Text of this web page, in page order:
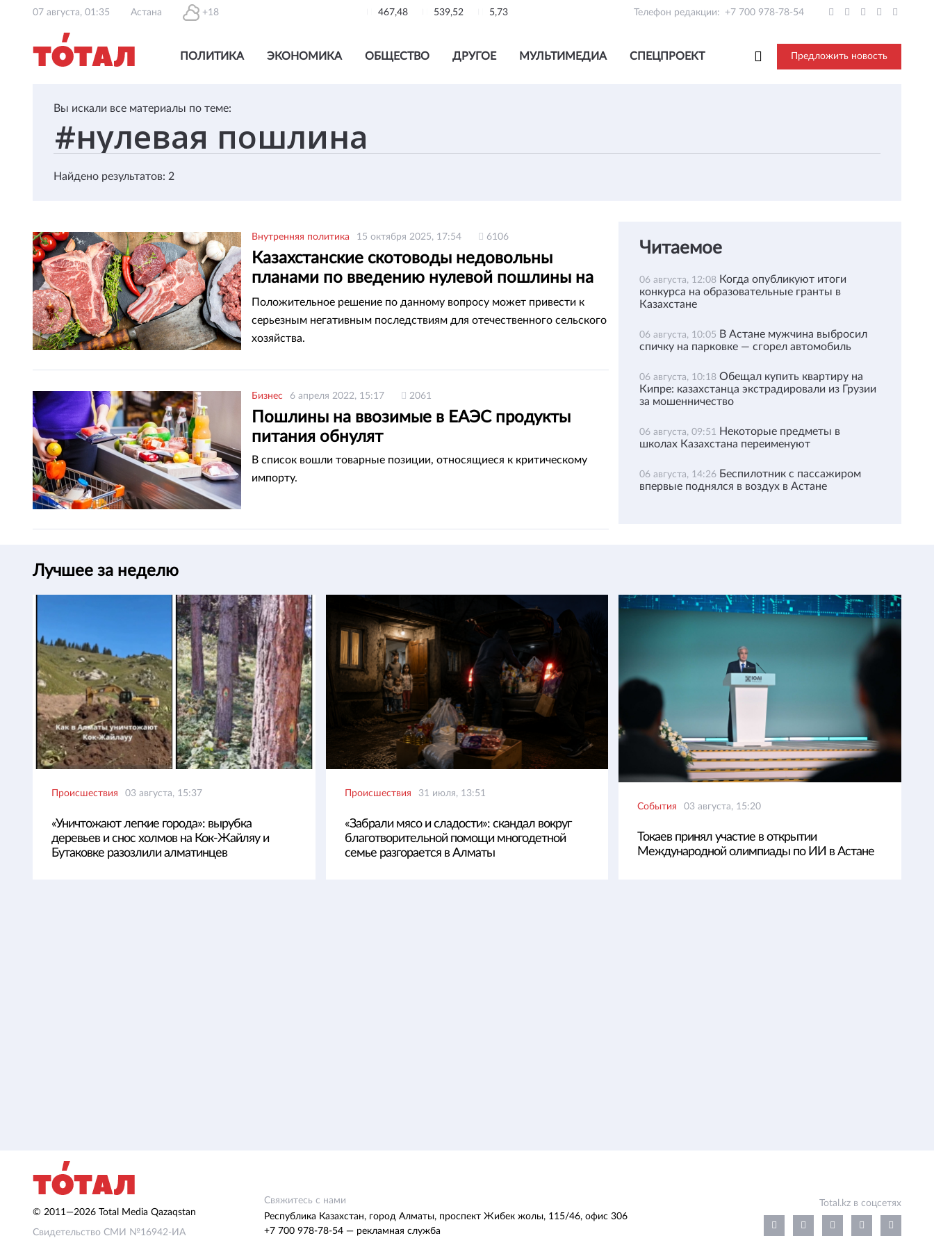
07 августа, 01:35 Астана +18 467,48 539,52 5,73 Телефон редакции: +7 700 978-78-54
ПОЛИТИКА ЭКОНОМИКА ОБЩЕСТВО ДРУГОЕ МУЛЬТИМЕДИА СПЕЦПРОЕКТ Предложить новость
Вы искали все материалы по теме:
Найдено результатов: 2
Внутренняя политика 15 октября 2025, 17:54 6106
Казахстанские скотоводы недовольны
планами по введению нулевой пошлины на
ввоз мяса
Положительное решение по данному вопросу может привести к
серьезным негативным последствиям для отечественного сельского
хозяйства.
Бизнес 6 апреля 2022, 15:17 2061
Пошлины на ввозимые в ЕАЭС продукты
питания обнулят
В список вошли товарные позиции, относящиеся к критическому
импорту.
Читаемое
06 августа, 12:08 Когда опубликуют итоги
конкурса на образовательные гранты в
Казахстане
06 августа, 10:05 В Астане мужчина выбросил
спичку на парковке — сгорел автомобиль
06 августа, 10:18 Обещал купить квартиру на
Кипре: казахстанца экстрадировали из Грузии
за мошенничество
06 августа, 09:51 Некоторые предметы в
школах Казахстана переименуют
06 августа, 14:26 Беспилотник с пассажиром
впервые поднялся в воздух в Астане
Лучшее за неделю
Происшествия 03 августа, 15:37
«Уничтожают легкие города»: вырубка
деревьев и снос холмов на Кок-Жайляу и
Бутаковке разозлили алматинцев
Происшествия 31 июля, 13:51
«Забрали мясо и сладости»: скандал вокруг
благотворительной помощи многодетной
семье разгорается в Алматы
События 03 августа, 15:20
Токаев принял участие в открытии
Международной олимпиады по ИИ в Астане
© 2011—2026 Total Media Qazaqstan
Свидетельство СМИ №16942-ИА
Свяжитесь с нами
Республика Казахстан, город Алматы, проспект Жибек жолы, 115/46, офис 306
+7 700 978-78-54 — рекламная служба
Total.kz в соцсетях